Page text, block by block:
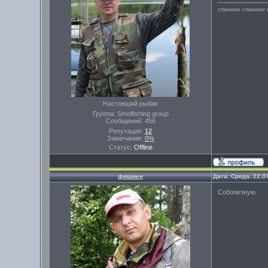
Настоящий рыбак
Группа: Smolfishing group
Сообщений: 456
Репутация: 12
Замечания: 0%
Статус: Offline
спиннинг
фишмен Дата: Среда,
Соболезную